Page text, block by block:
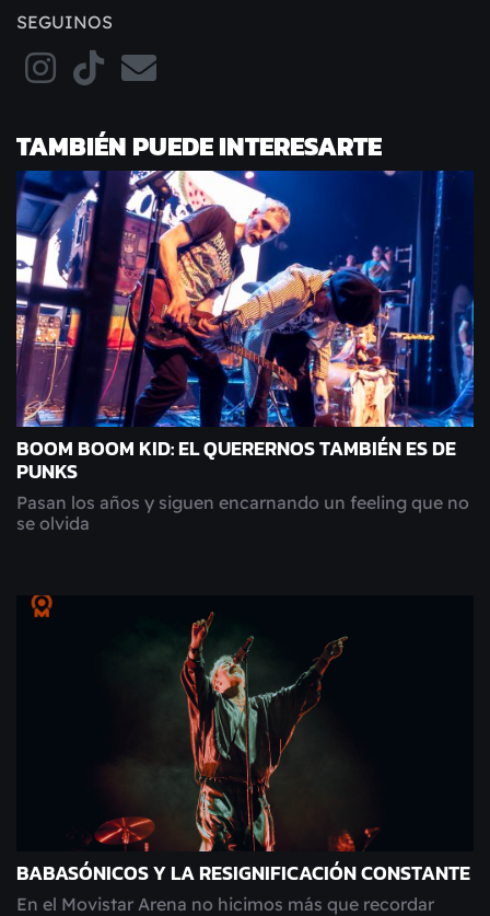
SEGUINOS
TAMBIÉN PUEDE INTERESARTE
BOOM BOOM KID: EL QUERERNOS TAMBIÉN ES DE
PUNKS
Pasan los años y siguen encarnando un feeling que no
se olvida
BABASÓNICOS Y LA RESIGNIFICACIÓN CONSTANTE
En el Movistar Arena no hicimos más que recordar